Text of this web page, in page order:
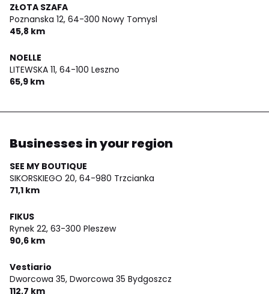
ZŁOTA SZAFA
Poznanska 12, 64-300 Nowy Tomysl
45,8 km
NOELLE
LITEWSKA 11, 64-100 Leszno
65,9 km
Businesses in your region
SEE MY BOUTIQUE
SIKORSKIEGO 20, 64-980 Trzcianka
71,1 km
FIKUS
Rynek 22, 63-300 Pleszew
90,6 km
Vestiario
Dworcowa 35, Dworcowa 35 Bydgoszcz
112,7 km